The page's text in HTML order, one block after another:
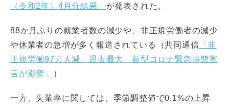
（令和2年）4月分結果」 が発表された。
88か月ぶりの就業者数の減少や、非正規労働者の減少
や休業者の急増が多く報道されている（共同通信 「非
正規労働97万人減、過去最大 新型コロナ緊急事態宣
言が影響」
）
一方、失業率に関しては、季節調整値で0.1%の上昇